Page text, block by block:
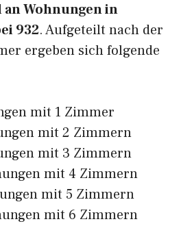
an Wohnungen in
932. Aufgeteilt nach der
ergeben sich folgende
mit 1 Zimmer
mit 2 Zimmern
mit 3 Zimmern
mit 4 Zimmern
mit 5 Zimmern
mit 6 Zimmern